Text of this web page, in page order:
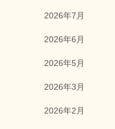
2026年7月
2026年6月
2026年5月
2026年3月
2026年2月